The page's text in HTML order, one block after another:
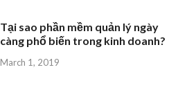
Tại sao phần mềm quản lý ngày
càng phổ biến trong kinh doanh?
March 1, 2019